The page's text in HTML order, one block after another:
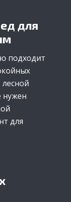
для
подходит
нужен
для